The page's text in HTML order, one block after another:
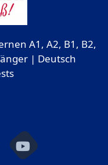
A1, A2, B1, B2,
| Deutsch